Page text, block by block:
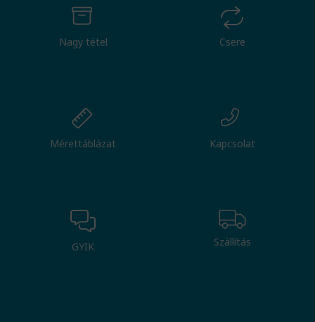
Nagy tétel Csere
Mérettáblázat Kapcsolat
GYIK Szállítás